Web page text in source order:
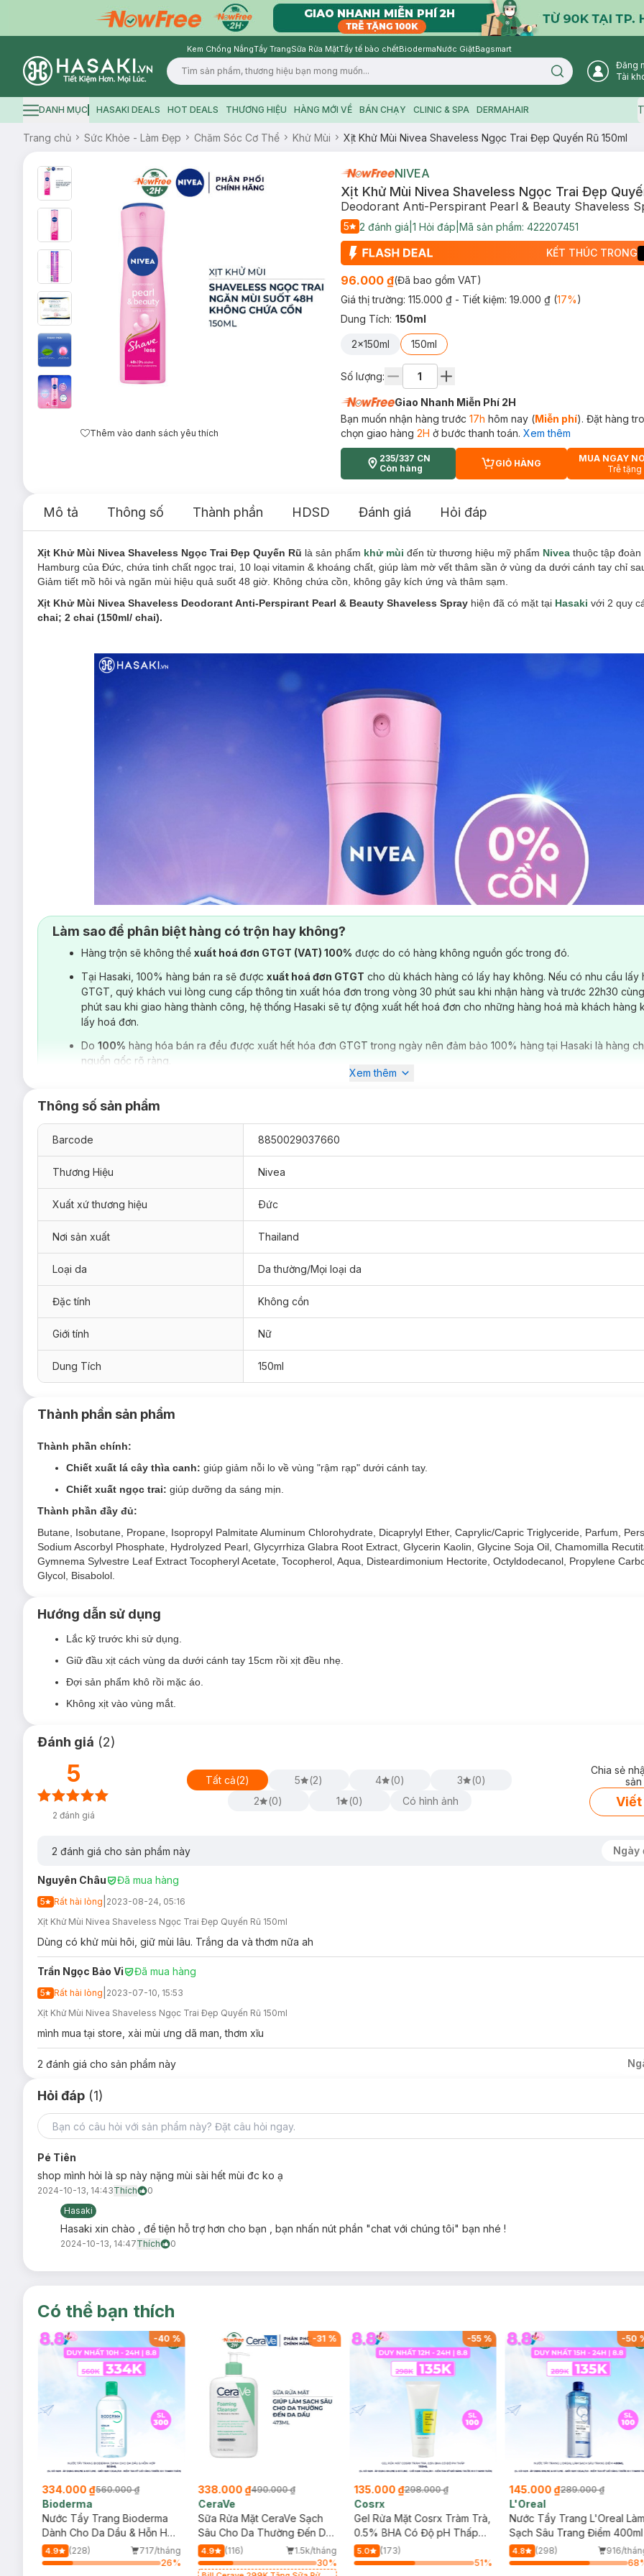
Kem Chống NắngTẩy TrangSữa Rửa MặtTẩy tế bào chếtBiodermaNước GiặtBagsmart
Logo
Search icon
Đăng
Tài
Hamburger icon
DANH MỤC HASAKI DEALS HOT DEALS THƯƠNG HIỆU HÀNG MỚI VỀ BÁN CHẠY CLINIC & SPA DERMAHAIR
Trang chủ Sức Khỏe - Làm Đẹp Chăm Sóc Cơ Thể Khử Mùi Xịt Khử Mùi Nivea Shaveless Ngọc Trai Đẹp Quyến Rũ 150ml
Thêm vào danh sách yêu thích
NIVEA
Xịt Khử Mùi Nivea Shaveless Ngọc Trai Đẹp
Deodorant Anti-Perspirant Pearl & Beauty Shaveless
5 2 đánh giá 1 Hỏi đáp Mã sản phẩm: 422207451
KẾT THÚC TRONG
96.000 ₫(Đã bao gồm VAT)
Giá thị trường: 115.000 ₫ - Tiết kiệm: 19.000 ₫(17%)
Dung Tích: 150ml
2x150ml 150ml
Số lượng:
Giao Nhanh Miễn Phí 2H
Bạn muốn nhận hàng trước 17h hôm nay (Miễn phí). Đặt hàng
chọn giao hàng 2H ở bước thanh toán. Xem thêm
235/337 CN
Còn hàng
CART PLUS ICON
GIỎ HÀNG
MUA NGAY
Trễ tặng
Mô tả Thông số Thành phần HDSD Đánh giá Hỏi đáp
Xịt Khử Mùi Nivea Shaveless Ngọc Trai Đẹp Quyến Rũ là sản phẩm khử mùi đến từ thương hiệu mỹ phẩm Nivea thuộc tập đoàn
Hamburg của Đức, chứa tinh chất ngọc trai, 10 loại vitamin & khoáng chất, giúp làm mờ vết thâm sần ở vùng da dưới cánh tay chỉ
Giảm tiết mồ hôi và ngăn mùi hiệu quả suốt 48 giờ. Không chứa cồn, không gây kích ứng và thâm sạm.
Xịt Khử Mùi Nivea Shaveless Deodorant Anti-Perspirant Pearl & Beauty Shaveless Spray hiện đã có mặt tại Hasaki với 2 quy
chai; 2 chai (150ml/ chai).
Đối tượng sử dụng Xịt Khử Mùi Nivea Shaveless Deodorant Anti-Perspirant Pearl & Beauty
Sản phẩm được thiết kế dành cho phái nữ, dùng cho vùng da dưới cánh tay.
Ưu thế nổi bật của Xịt Khử Mùi Nivea Shaveless Deodorant Anti-Perspirant Pearl & Beauty
Công nghệ làm mềm lông, giảm cảm giác đau rát khi cạo nhổ.
Công thức đột phá với chiết xuất lá cây thìa canh
Chiết xuất ngọc trai giúp dưỡng da sáng mịn.
Giảm tiết mồ hôi và ngăn mùi suốt 48 giờ.
Hương hoa thơm ngát dài lâu.
Không chứa cồn, không gây kích ứng và thâm sạm cho vùng da dưới cánh tay.
Sản phẩm dạng nén áp suất. Không đốt hay xuyên thủng chai ngay cả khi sử dụng hết.
Không xịt vào chất liệu bóng sáng.
Không dùng cho vùng da bị trầy hay kích ứng.
Tránh xa các nguồn gây cháy.
Không để trong khu vực hút thuốc.
Tránh xa tầm tay trẻ em.
Ngày sản xuất:
Hạn sử dụng:
30 tháng kể từ ngày sản xuất.
Làm sao để phân biệt hàng có trộn hay không?
Hàng trộn sẽ không thể xuất hoá đơn GTGT (VAT) 100% được do có hàng không nguồn gốc trong đó.
Tại Hasaki, 100% hàng bán ra sẽ được xuất hoá đơn GTGT cho dù khách hàng có lấy hay không. Nếu có nhu cầu lấy
GTGT, quý khách vui lòng cung cấp thông tin xuất hóa đơn trong vòng 30 phút sau khi nhận hàng và trước 22h30
phút sau khi giao hàng thành công, hệ thống Hasaki sẽ tự động xuất hết hoá đơn cho những hàng hoá mà khách hàng
lấy hoá đơn.
Do 100% hàng hóa bán ra đều được xuất hết hóa đơn GTGT trong ngày nên đảm bảo 100% hàng tại Hasaki là hàng
nguồn gốc rõ ràng.
Xem thêm
Thông số sản phẩm
Barcode 8850029037660
Thương Hiệu Nivea
Xuất xứ thương hiệu Ðức
Nơi sản xuất Thailand
Loại da Da thường/Mọi loại da
Đặc tính Không cồn
Giới tính Nữ
Dung Tích 150ml
Thành phần sản phẩm
Thành phần chính:
Chiết xuất lá cây thìa canh: giúp giảm nỗi lo về vùng "rậm rạp" dưới cánh tay.
Chiết xuất ngọc trai: giúp dưỡng da sáng mịn.
Thành phần đầy đủ:
Butane, Isobutane, Propane, Isopropyl Palmitate Aluminum Chlorohydrate, Dicaprylyl Ether, Caprylic/Capric Triglyceride, Parfum,
Sodium Ascorbyl Phosphate, Hydrolyzed Pearl, Glycyrrhiza Glabra Root Extract, Glycerin Kaolin, Glycine Soja Oil, Chamomilla
Gymnema Sylvestre Leaf Extract Tocopheryl Acetate, Tocopherol, Aqua, Disteardimonium Hectorite, Octyldodecanol, Propylene
Glycol, Bisabolol.
Hướng dẫn sử dụng
Lắc kỹ trước khi sử dụng.
Giữ đầu xịt cách vùng da dưới cánh tay 15cm rồi xịt đều nhẹ.
Đợi sản phẩm khô rồi mặc áo.
Không xịt vào vùng mắt.
Đánh giá (2)
5
2 đánh giá
Tất cả(2) 5 (2) 4 (0) 3 (0)
2
(0) 1 (0) Có hình ảnh
Chia sẻ
Viết
2 đánh giá cho sản phẩm này Ngày
Nguyên Châu Đã mua hàng
5 Rất hài lòng 2023-08-24, 05:16
Xịt Khử Mùi Nivea Shaveless Ngọc Trai Đẹp Quyến Rũ 150ml
Dùng có khử mùi hôi, giữ mùi lâu. Trắng da và thơm nữa ah
Trần Ngọc Bảo Vi Đã mua hàng
5 Rất hài lòng 2023-07-10, 15:53
Xịt Khử Mùi Nivea Shaveless Ngọc Trai Đẹp Quyến Rũ 150ml
mình mua tại store, xài mùi ưng dã man, thơm xĩu
2 đánh giá cho sản phẩm này
Hỏi đáp (1)
Pé Tiên
shop mình hỏi là sp này nặng mùi sài hết mùi đc ko ạ
2024-10-13, 14:43Thích
0
Hasaki
Hasaki xin chào , để tiện hỗ trợ hơn cho bạn , bạn nhấn nút phần "chat với chúng tôi" bạn nhé !
2024-10-13, 14:47Thích 0
Có thể bạn thích
-40 %
334.000 ₫560.000 ₫
Bioderma
Nước Tẩy Trang Bioderma
Dành Cho Da Dầu & Hỗn Hợp
500ml
4.9 (228)
717/tháng
26%
-31 %
338.000 ₫490.000 ₫
CeraVe
Sữa Rửa Mặt CeraVe Sạch
Sâu Cho Da Thường Đến Da
Dầu 473ml
4.9 (116)
1.5k/tháng
30%
-55%
135.000 ₫298.000 ₫
Cosrx
Gel Rửa Mặt Cosrx Tràm Trà,
0.5% BHA Có Độ pH Thấp
150ml
5.0
(173)
51%
-50
145.000 ₫289.000 ₫
L'Oreal
Nước Tẩy Trang L'Oreal Làm
Sạch Sâu Trang Điểm 400ml
4.8 (298)
916/
68